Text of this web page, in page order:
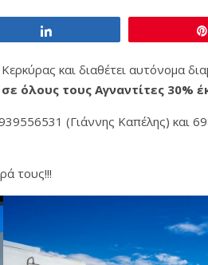
και διαθέτει αυτόνομα
σε όλους τους Αγναντίτες 30%
(Γιάννης Καπέλης) και
τους!!!